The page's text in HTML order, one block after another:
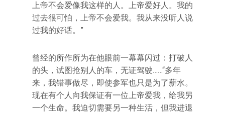
上帝不会爱像我这样的人。上帝爱好人。我的
过去很可怕，上帝不会爱我。我从来没听人说
过我的好话。”
曾经的所作所为在他眼前一幕幕闪过：打破人
的头，试图抢别人的车，无证驾驶……“多年
来，我错事做尽，即使参军也只是为了薪水。
现在有个人向我保证有一位上帝爱我，给我另
一个生命。我迫切需要另一种生活，但我进退